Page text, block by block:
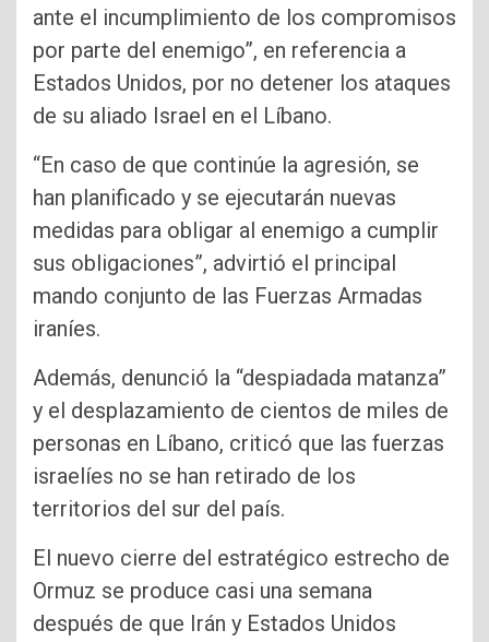
ante el incumplimiento de los compromisos
por parte del enemigo”, en referencia a
Estados Unidos, por no detener los ataques
de su aliado Israel en el Líbano.
“En caso de que continúe la agresión, se
han planificado y se ejecutarán nuevas
medidas para obligar al enemigo a cumplir
sus obligaciones”, advirtió el principal
mando conjunto de las Fuerzas Armadas
iraníes.
Además, denunció la “despiadada matanza”
y el desplazamiento de cientos de miles de
personas en Líbano, criticó que las fuerzas
israelíes no se han retirado de los
territorios del sur del país.
El nuevo cierre del estratégico estrecho de
Ormuz se produce casi una semana
después de que Irán y Estados Unidos